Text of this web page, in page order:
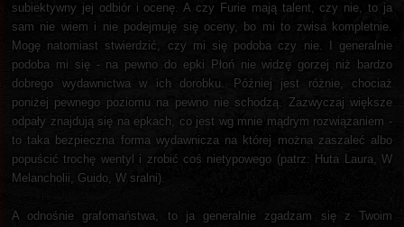
subiektywny jej odbiór i ocenę. A czy Furie mają talent, czy nie, to ja
sam nie wiem i nie podejmuję się oceny, bo mi to zwisa kompletnie.
Mogę natomiast stwierdzić, czy mi się podoba czy nie. I generalnie
podoba mi się - na pewno do epki Płoń nie widzę gorzej niż bardzo
dobrego wydawnictwa w ich dorobku. Później jest różnie, chociaż
poniżej pewnego poziomu na pewno nie schodzą. Zazwyczaj większe
odpały znajdują się na epkach, co jest wg mnie mądrym rozwiązaniem -
to taka bezpieczna forma wydawnicza na której można zaszaleć albo
popuścić trochę wentyl i zrobić coś nietypowego (patrz: Huta Laura, W
Melancholii, Guido, W sralni).
A odnośnie grafomaństwa, to ja generalnie zgadzam się z Twoim